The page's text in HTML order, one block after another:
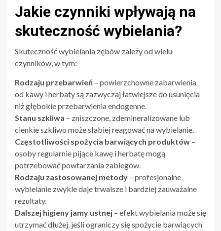
Jakie czynniki wpływają na
skuteczność wybielania?
Skuteczność wybielania zębów zależy od wielu
czynników, w tym:
Rodzaju przebarwień – powierzchowne zabarwienia
od kawy i herbaty są zazwyczaj łatwiejsze do usunięcia
niż głębokie przebarwienia endogenne.
Stanu szkliwa – zniszczone, zdemineralizowane lub
cienkie szkliwo może słabiej reagować na wybielanie.
Częstotliwości spożycia barwiących produktów –
osoby regularnie pijące kawę i herbatę mogą
potrzebować powtarzania zabiegów.
Rodzaju zastosowanej metody – profesjonalne
wybielanie zwykle daje trwalsze i bardziej zauważalne
rezultaty.
Dalszej higieny jamy ustnej – efekt wybielania może się
utrzymać dłużej, jeśli ograniczy się spożycie barwiących